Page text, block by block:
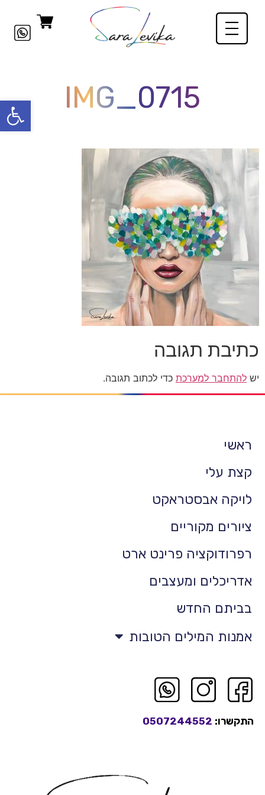
פתח IMG_0715
כתיבת תגובה
יש להתחבר למערכת כדי לכתוב תגובה.
ראשי
קצת עלי
לויקה אבסטראקט
ציורים מקוריים
רפרודוקציה פרינט ארט
אדריכלים ומעצבים
בביתם החדש
אמנות המילים הטובות
התקשרו: 0507244552